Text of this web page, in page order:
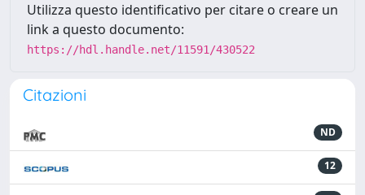
Utilizza questo identificativo per citare o creare un
link a questo documento:
https://hdl.handle.net/11591/430522
Citazioni
ND
12